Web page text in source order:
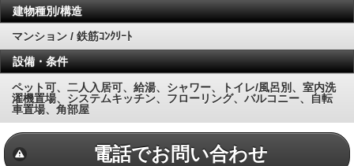
建物種別/構造
マンション / 鉄筋ｺﾝｸﾘｰﾄ
設備・条件
ペット可、二人入居可、給湯、シャワー、トイレ/風呂別、室内洗
濯機置場、システムキッチン、フローリング、バルコニー、自転
車置場、角部屋
電話でお問い合わせ